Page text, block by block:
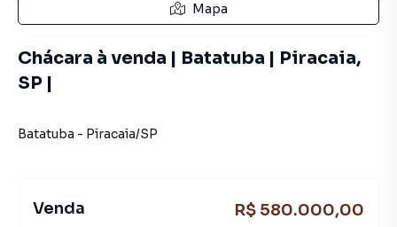
Mapa
Chácara à venda | Batatuba | Piracaia,
SP |
Batatuba - Piracaia/SP
Venda R$ 580.000,00